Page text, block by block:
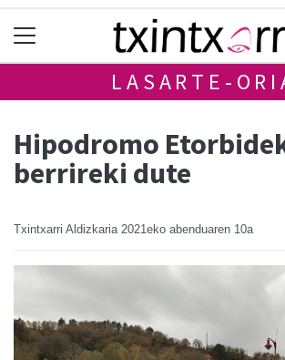
LASARTE-
Hipodromo
berrireki dute
Txintxarri Aldizkaria 2021eko abenduaren 10a